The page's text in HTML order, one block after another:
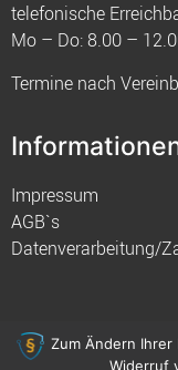
telefonische
Mo – Do: 8.00 –
Termine nach
Impressum
AGB`s
Datenverarbeitung/
Zum Ändern
Widerruf